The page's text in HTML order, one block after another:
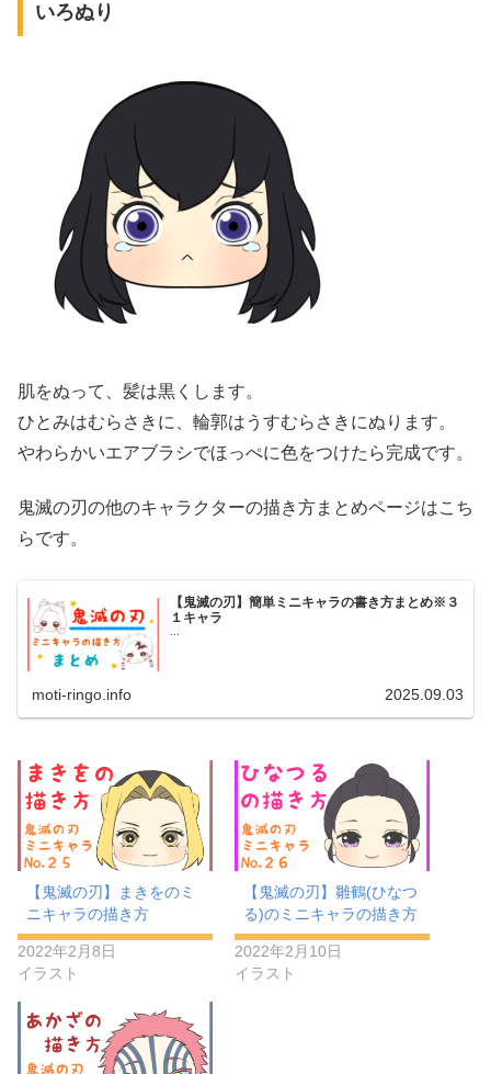
いろぬり
肌をぬって、髪は黒くします。
ひとみはむらさきに、輪郭はうすむらさきにぬります。
やわらかいエアブラシでほっぺに色をつけたら完成です。
鬼滅の刃の他のキャラクターの描き方まとめページはこち
らです。
【鬼滅の刃】簡単ミニキャラの書き方まとめ※３
１キャラ
moti-ringo.info 2025.09.03
【鬼滅の刃】まきをのミ
ニキャラの描き方
2022年2月8日
イラスト
【鬼滅の刃】雛鶴(ひなつ
る)のミニキャラの描き方
2022年2月10日
イラスト